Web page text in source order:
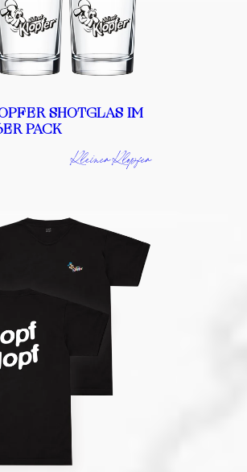
SHOTGLAS IM
PACK
Kleiner Klopfer